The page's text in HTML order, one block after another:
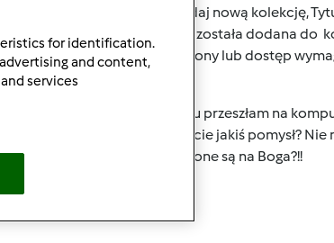
wszystko po kolei (Dodaj nową kolekcję,
Jedna, w zielonej ramce: X została dodana do
nam się znaleźć żądanej strony lub dostęp
ponownie.
ponownie, z tabletu przeszłam na
zgrzytać zębami. Macie jakiś pomysł? Nie
sobie jako ulubione. Gdzie one są na Boga?!!
for identification.
and content,
services